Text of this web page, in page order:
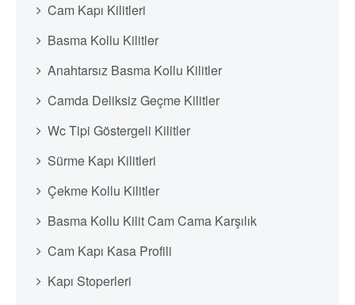
Cam Kapı Kilitleri
Basma Kollu Kilitler
Anahtarsız Basma Kollu Kilitler
Camda Deliksiz Geçme Kilitler
Wc Tipi Göstergeli Kilitler
Sürme Kapı Kilitleri
Çekme Kollu Kilitler
Basma Kollu Kilit Cam Cama Karşılık
Cam Kapı Kasa Profili
Kapı Stoperleri